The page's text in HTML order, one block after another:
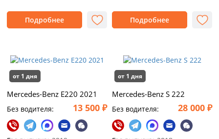
Подробнее Подробнее
от 1 дня
Mercedes-Benz E220 2021
Без водителя: 13 500 ₽
от 1 дня
Mercedes-Benz S 222
Без водителя: 28 000 ₽